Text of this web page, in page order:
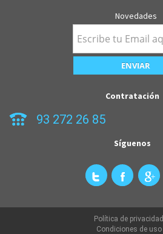
Novedades
Contratación
93 272 26 85
Síguenos
Política de privacidad
Condiciones de uso